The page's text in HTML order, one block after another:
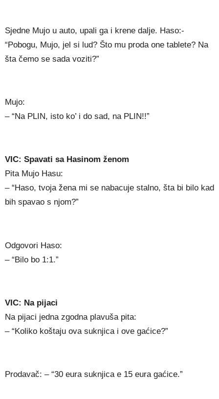
Sjedne Mujo u auto, upali ga i krene dalje. Haso:-
“Pobogu, Mujo, jel si lud? Što mu proda one tablete? Na
šta čemo se sada voziti?”
Mujo:
– “Na PLIN, isto ko’ i do sad, na PLIN!!”
VIC: Spavati sa Hasinom ženom
Pita Mujo Hasu:
– “Haso, tvoja žena mi se nabacuje stalno, šta bi bilo kad
bih spavao s njom?”
Odgovori Haso:
– “Bilo bo 1:1.”
VIC: Na pijaci
Na pijaci jedna zgodna plavuša pita:
– “Koliko koštaju ova suknjica i ove gaćice?”
Prodavač: – “30 eura suknjica e 15 eura gaćice.”